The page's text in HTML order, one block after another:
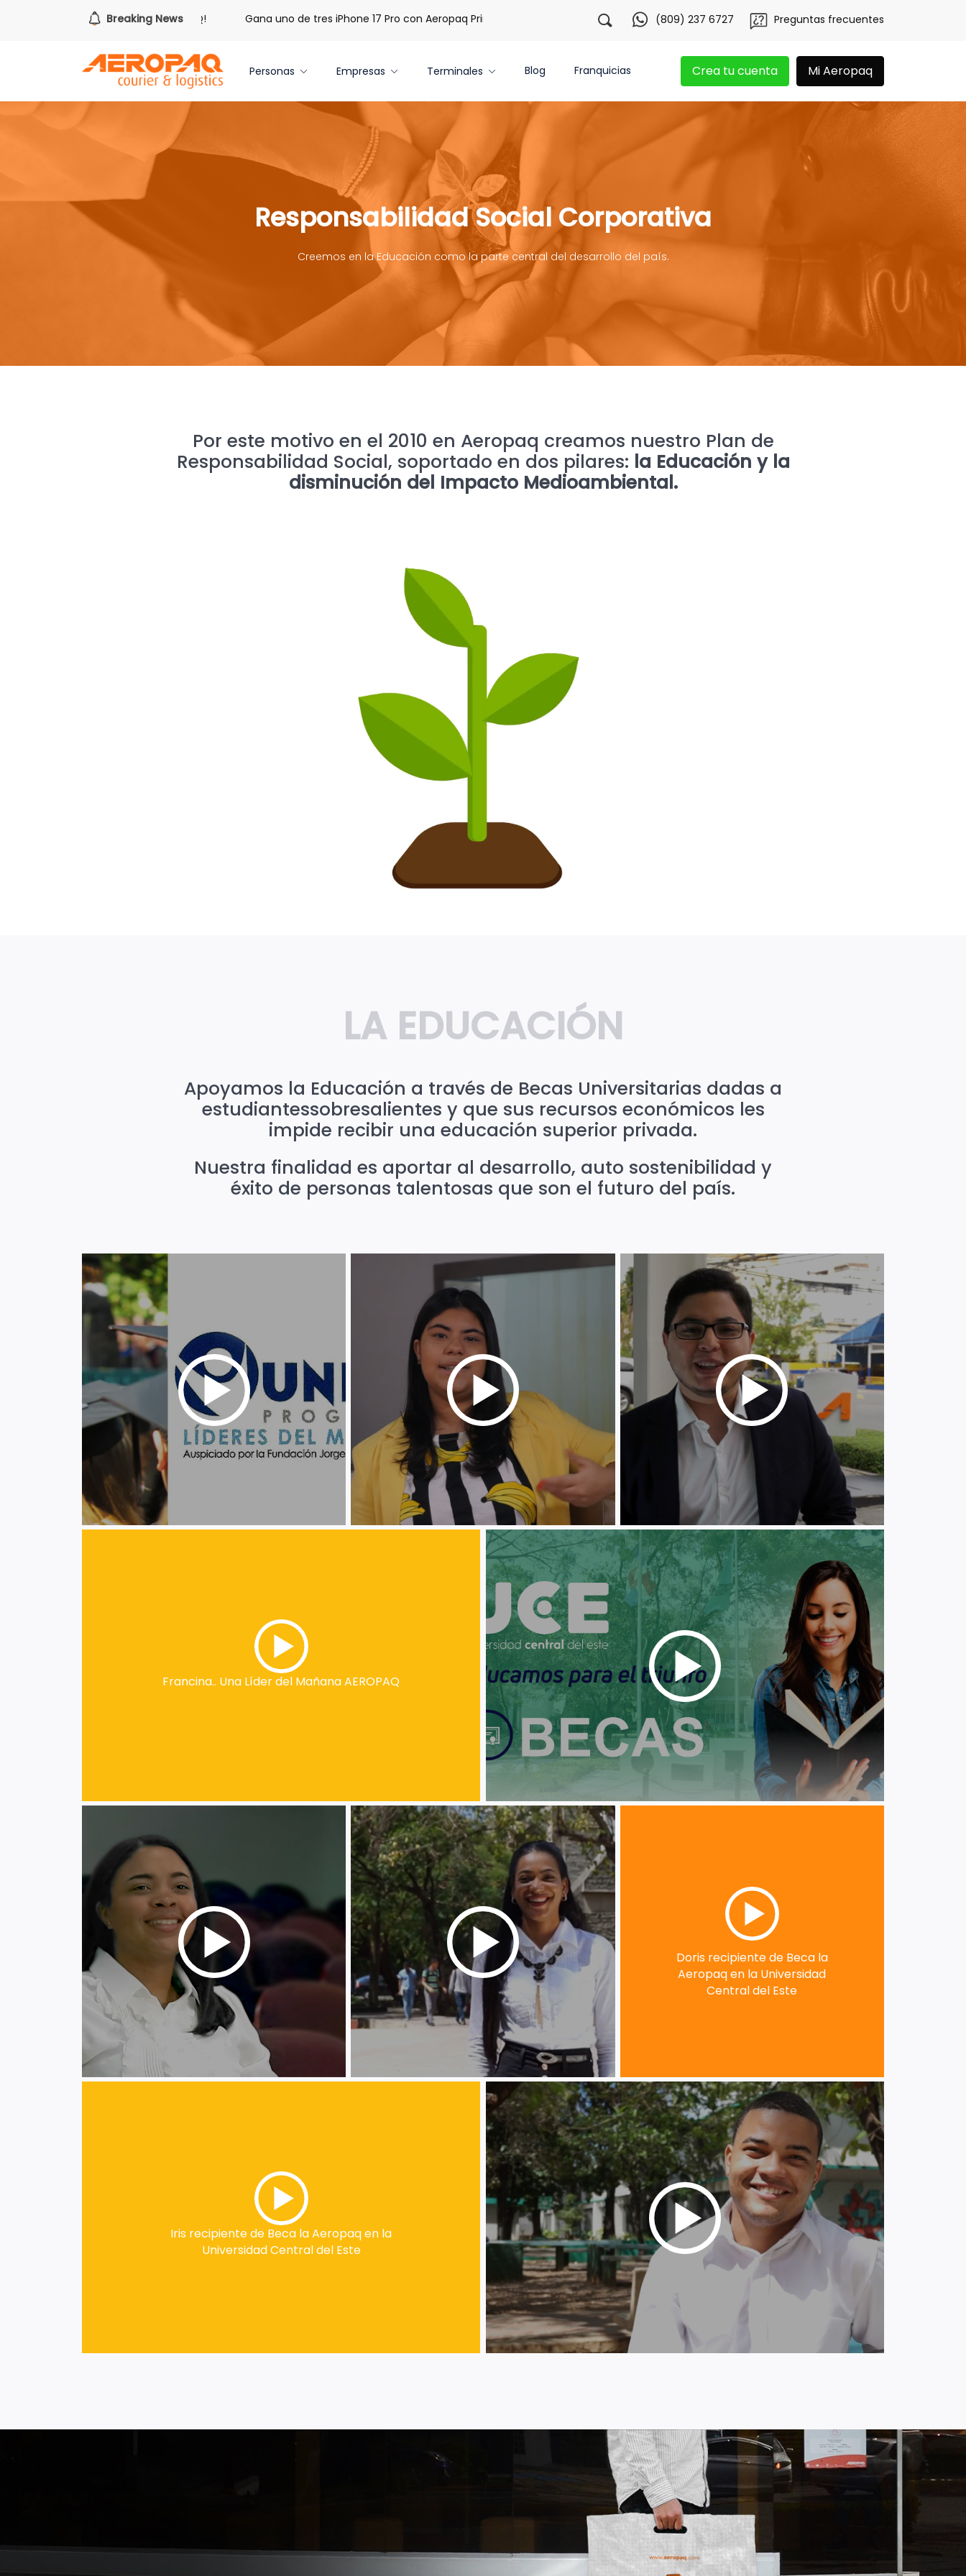
Breaking News
tus libras de Cash PAQ! Gana uno de tres iPhone 17 Pro con Aeropaq Prime ¡Regístrate con nosotros y obtén 20 libras gratis por 3 meses! Tu app Aeropaq se renueva
(809) 237 6727 Preguntas frecuentes
Personas Empresas Terminales Blog Franquicias Crea tu cuenta Mi Aeropaq
Responsabilidad Social Corporativa
Creemos en la Educación como la parte central del desarrollo del país.
Por este motivo en el 2010 en Aeropaq creamos nuestro Plan de
Responsabilidad Social, soportado en dos pilares: la Educación y la
disminución del Impacto Medioambiental.
LA EDUCACIÓN
Apoyamos la Educación a través de Becas Universitarias dadas a
estudiantessobresalientes y que sus recursos económicos les
impide recibir una educación superior privada.
Nuestra finalidad es aportar al desarrollo, auto sostenibilidad y
éxito de personas talentosas que son el futuro del país.
Francina.. Una Líder del Mañana AEROPAQ
Doris recipiente de Beca la
Aeropaq en la Universidad
Central del Este
Iris recipiente de Beca la Aeropaq en la
Universidad Central del Este